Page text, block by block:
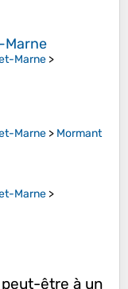
Marne
Marne >
Marne > Mormant
Marne >
être à un